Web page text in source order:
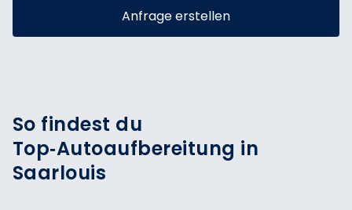
Anfrage erstellen
So findest du
Top‑Autoaufbereitung in
Saarlouis